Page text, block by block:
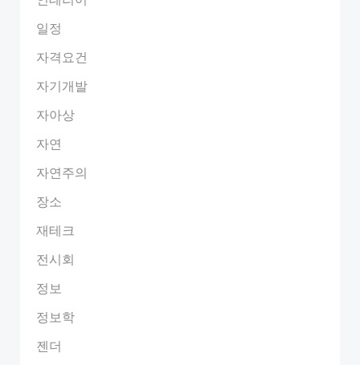
일정
자격요건
자기개발
자아상
자연
자연주의
장소
재테크
전시회
정보
정보학
젠더